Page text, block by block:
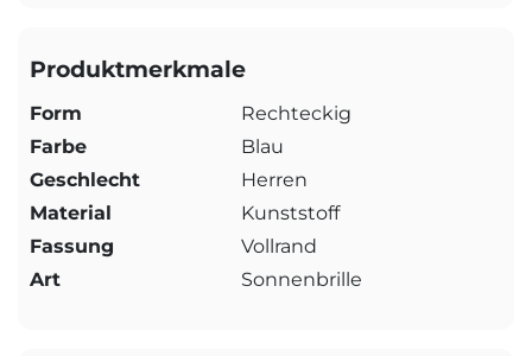
Produktmerkmale
Form
Rechteckig
Farbe
Blau
Geschlecht
Herren
Material
Kunststoff
Fassung
Vollrand
Art
Sonnenbrille